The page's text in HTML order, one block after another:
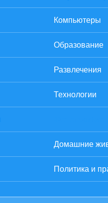
Компьютеры
Образование
Развлечения
Технологии
Домашние
Политика и